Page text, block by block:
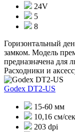
24V
5
8
Горизонтальный
замком. Модель
предназначена для
Расходники и
Godex DT2-US
15-60 мм
10,16 см/сек
203 dpi